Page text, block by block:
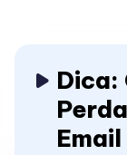
Dica:
Email